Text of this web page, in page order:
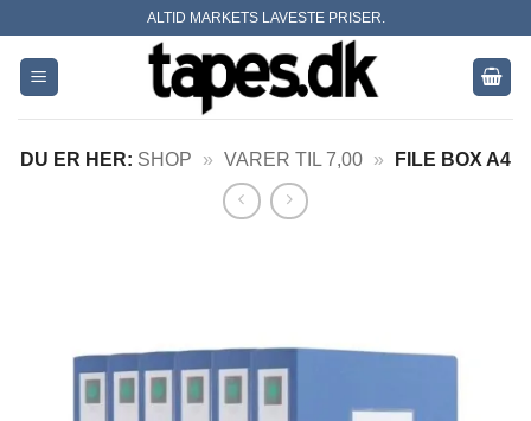
content
ALTID MARKETS LAVESTE PRISER.
DU ER HER: SHOP » VARER TIL 7,00 » FILE BOX A4